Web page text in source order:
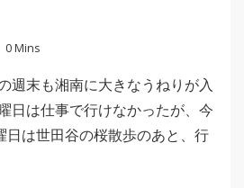
0 Mins
週末も湘南に大きなうねりが入
日は仕事で行けなかったが、今
日は世田谷の桜散歩のあと、行